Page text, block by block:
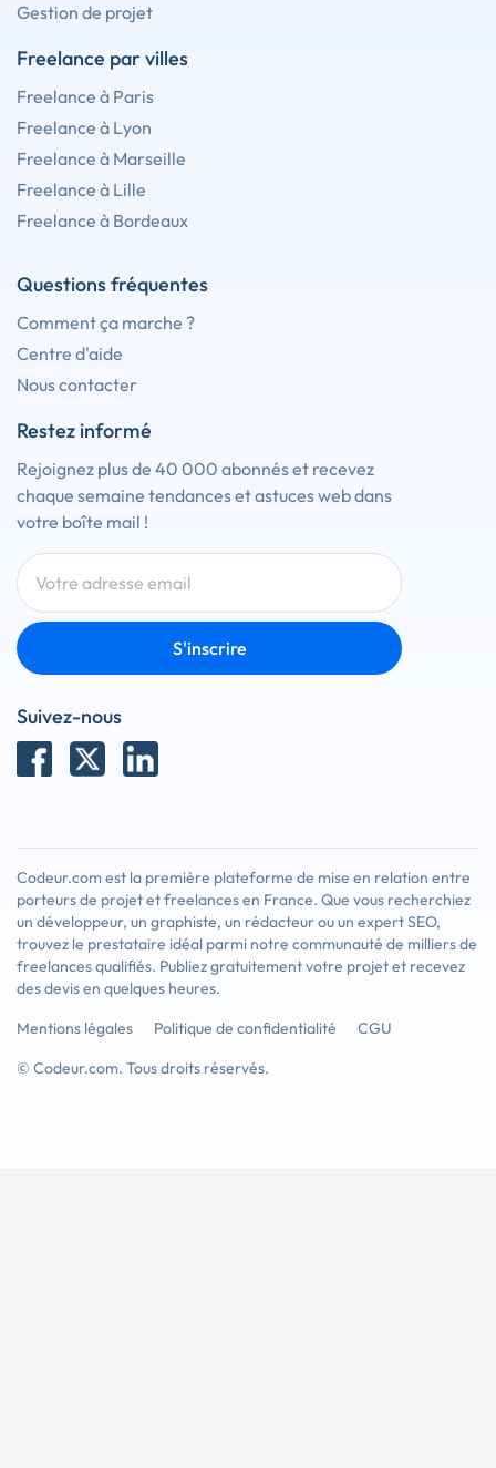
Gestion de projet
Freelance par villes
Freelance à Paris
Freelance à Lyon
Freelance à Marseille
Freelance à Lille
Freelance à Bordeaux
Questions fréquentes
Comment ça marche ?
Centre d'aide
Nous contacter
Restez informé
Rejoignez plus de 40 000 abonnés et recevez
chaque semaine tendances et astuces web dans
votre boîte mail !
S'inscrire
Suivez-nous
Codeur.com est la première plateforme de mise en relation entre
porteurs de projet et freelances en France. Que vous recherchiez
un développeur, un graphiste, un rédacteur ou un expert SEO,
trouvez le prestataire idéal parmi notre communauté de milliers de
freelances qualifiés. Publiez gratuitement votre projet et recevez
des devis en quelques heures.
Mentions légales
Politique de confidentialité
CGU
© Codeur.com. Tous droits réservés.